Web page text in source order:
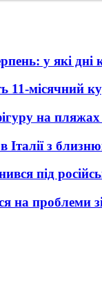
у які
11-місячний
на пляжах
Італії з
під
на проблеми